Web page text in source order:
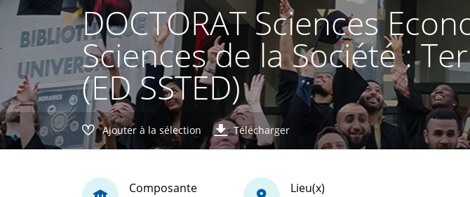
DOCTORAT Sciences
Sciences de la Société :
(ED SSTED)
Ajouter à la sélection Télécharger
Composante Lieu(x)